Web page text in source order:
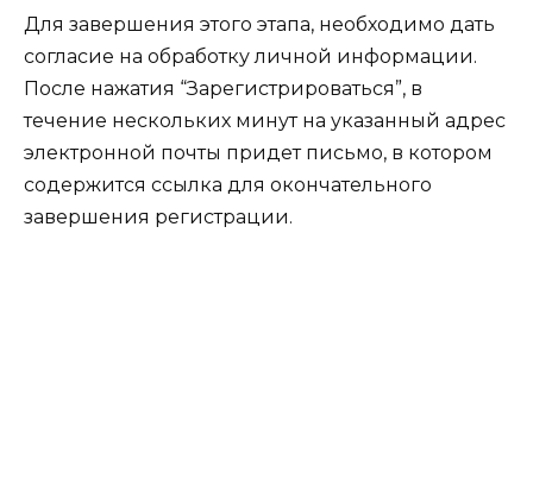
Для завершения этого этапа, необходимо дать
согласие на обработку личной информации.
После нажатия “Зарегистрироваться”, в
течение нескольких минут на указанный адрес
электронной почты придет письмо, в котором
содержится ссылка для окончательного
завершения регистрации.